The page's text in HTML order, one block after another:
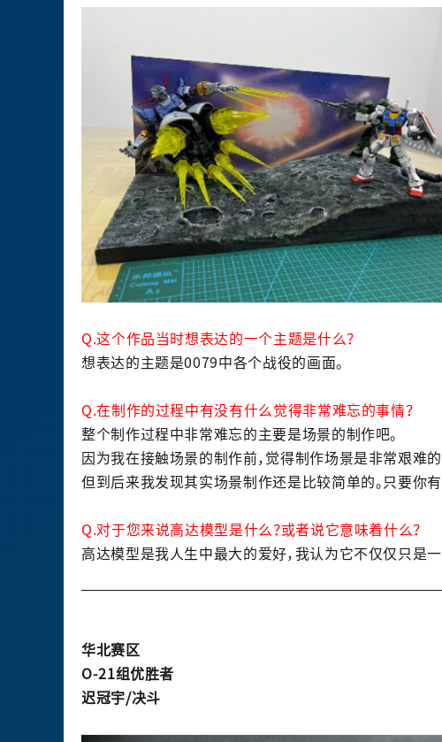
Q.这个作品当时想表达的一个主题是什么？
想表达的主题是0079中各个战役的画面。
Q.在制作的过程中有没有什么觉得非常难忘的事情？
整个制作过程中非常难忘的主要是场景的制作吧。
因为我在接触场景的制作前，觉得制作场景是非常艰难
但到后来我发现其实场景制作还是比较简单的。只要你
Q.对于您来说高达模型是什么？或者说它意味着什么？
高达模型是我人生中最大的爱好，我认为它不仅仅只是
华北赛区
O-21组优胜者
迟冠宇/决斗